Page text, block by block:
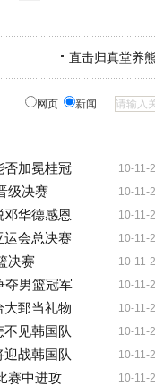
直击归真堂养
网页 新闻
10-11-
否加冕桂冠
10-11-
级决赛
10-11-
华德感恩
10-11-
运会总决赛
10-11-
决赛
10-11-
夺男篮冠军
10-11-
大郅当礼物
10-11-
见韩国队
10-11-
战韩国队
10-11-
赛中进攻